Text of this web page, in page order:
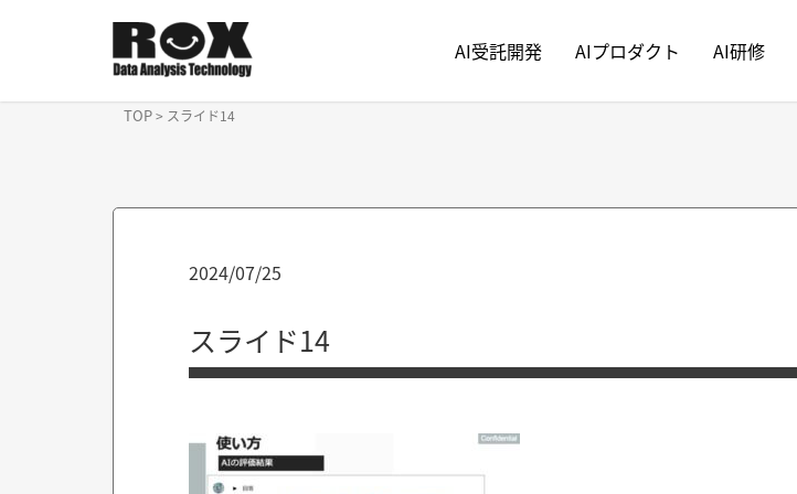
AI受託開発 AIプロダクト AI研修
TOP> スライド14
2024/07/25
スライド14